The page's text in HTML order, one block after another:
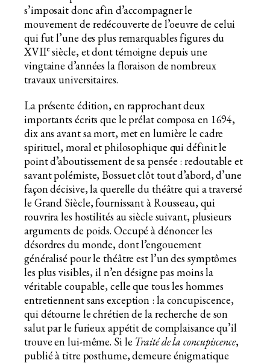
s’imposait donc afin d’accompagner le
mouvement de redécouverte de l’oeuvre de celui
qui fut l’une des plus remarquables figures du
XVIIesiècle, et dont témoigne depuis une
vingtaine d’années la floraison de nombreux
travaux universitaires.
La présente édition, en rapprochant deux
importants écrits que le prélat composa en 1694,
dix ans avant sa mort, met en lumière le cadre
spirituel, moral et philosophique qui définit le
point d’aboutissement de sa pensée : redoutable et
savant polémiste, Bossuet clôt tout d’abord, d’une
façon décisive, la querelle du théâtre qui a traversé
le Grand Siècle, fournissant à Rousseau, qui
rouvrira les hostilités au siècle suivant, plusieurs
arguments de poids. Occupé à dénoncer les
désordres du monde, dont l’engouement
généralisé pour le théâtre est l’un des symptômes
les plus visibles, il n’en désigne pas moins la
véritable coupable, celle que tous les hommes
entretiennent sans exception : la concupiscence,
qui détourne le chrétien de la recherche de son
salut par le furieux appétit de complaisance qu’il
trouve en lui-même. Si le Traité de la concupiscence,
publié à titre posthume, demeure énigmatique